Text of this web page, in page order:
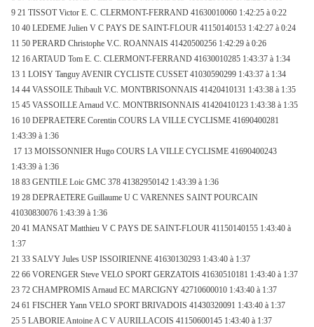
9 21 TISSOT Victor E. C. CLERMONT-FERRAND 41630010060 1:42:25 à 0:22
10 40 LEDEME Julien V C PAYS DE SAINT-FLOUR 41150140153 1:42:27 à 0:24
11 50 PERARD Christophe V.C. ROANNAIS 41420500256 1:42:29 à 0:26
12 16 ARTAUD Tom E. C. CLERMONT-FERRAND 41630010285 1:43:37 à 1:34
13 1 LOISY Tanguy AVENIR CYCLISTE CUSSET 41030590299 1:43:37 à 1:34
14 44 VASSOILE Thibault V.C. MONTBRISONNAIS 41420410131 1:43:38 à 1:35
15 45 VASSOILLE Arnaud V.C. MONTBRISONNAIS 41420410123 1:43:38 à 1:35
16 10 DEPRAETERE Corentin COURS LA VILLE CYCLISME 41690400281
1:43:39 à 1:36
17 13 MOISSONNIER Hugo COURS LA VILLE CYCLISME 41690400243
1:43:39 à 1:36
18 83 GENTILE Loic GMC 378 41382950142 1:43:39 à 1:36
19 28 DEPRAETERE Guillaume U C VARENNES SAINT POURCAIN
41030830076 1:43:39 à 1:36
20 41 MANSAT Matthieu V C PAYS DE SAINT-FLOUR 41150140155 1:43:40 à
1:37
21 33 SALVY Jules USP ISSOIRIENNE 41630130293 1:43:40 à 1:37
22 66 VORENGER Steve VELO SPORT GERZATOIS 41630510181 1:43:40 à 1:37
23 72 CHAMPROMIS Arnaud EC MARCIGNY 42710600010 1:43:40 à 1:37
24 61 FISCHER Yann VELO SPORT BRIVADOIS 41430320091 1:43:40 à 1:37
25 5 LABORIE Antoine A C V AURILLACOIS 41150600145 1:43:40 à 1:37